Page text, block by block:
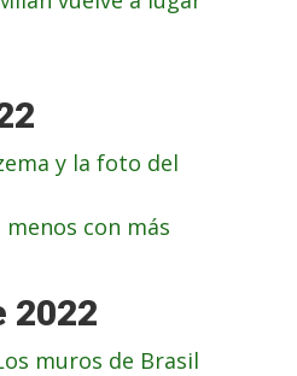
y la foto del
menos con más
2022
muros de Brasil